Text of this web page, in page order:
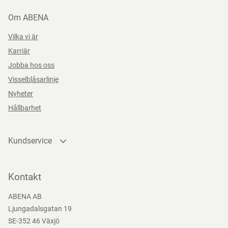
Om ABENA
Vilka vi är
Karriär
Jobba hos oss
Visselblåsarlinje
Nyheter
Hållbarhet
Kundservice
Bli kund
Nedladdningar
Kontakt
ABENA AB
Ljungadalsgatan 19
SE-352 46 Växjö